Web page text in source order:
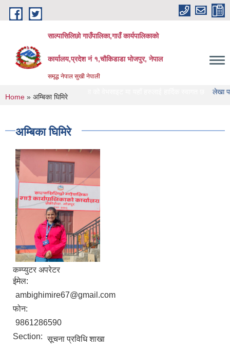
Skip to main content
साल्पासिलिछो गाउँपालिका,गाउँ कार्यपालिकाको
कार्यालय,प्रदेश नं १,चौकिडाडा भोजपुर, नेपाल
समृद्ध नेपाल सुखी नेपाली
गाउँपालिका को वेभसाइट मा यहाँ हरुलाई हार्दिक स्वागत छ लेखा परिक्षण
You are here
Home » अम्बिका घिमिरे
अम्बिका घिमिरे
कम्प्युटर अपरेटर
ईमेल:
ambighimire67@gmail.com
फोन:
9861286590
Section: सूचना प्रविधि शाखा